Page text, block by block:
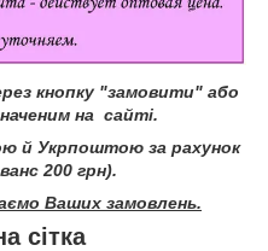
кнопку "замовити" або
на сайті.
й Укрпоштою за рахунок
200 грн).
Ваших замовлень.
сітка